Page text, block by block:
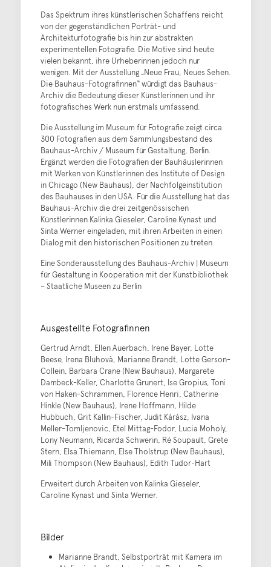
Das Spektrum ihres künstlerischen Schaffens reicht
von der gegenständlichen Porträt- und
Architekturfotografie bis hin zur abstrakten
experimentellen Fotografie. Die Motive sind heute
vielen bekannt, ihre Urheberinnen jedoch nur
wenigen. Mit der Ausstellung „Neue Frau, Neues Sehen.
Die Bauhaus-Fotografinnen“ würdigt das Bauhaus-
Archiv die Bedeutung dieser Künstlerinnen und ihr
fotografisches Werk nun erstmals umfassend.
Die Ausstellung im Museum für Fotografie zeigt circa
300 Fotografien aus dem Sammlungsbestand des
Bauhaus-Archiv / Museum für Gestaltung, Berlin.
Ergänzt werden die Fotografien der Bauhäuslerinnen
mit Werken von Künstlerinnen des Institute of Design
in Chicago (New Bauhaus), der Nachfolgeinstitution
des Bauhauses in den USA. Für die Ausstellung hat das
Bauhaus-Archiv die drei zeitgenössischen
Künstlerinnen Kalinka Gieseler, Caroline Kynast und
Sinta Werner eingeladen, mit ihren Arbeiten in einen
Dialog mit den historischen Positionen zu treten.
Eine Sonderausstellung des Bauhaus-Archiv | Museum
für Gestaltung in Kooperation mit der Kunstbibliothek
– Staatliche Museen zu Berlin
Ausgestellte Fotografinnen
Gertrud Arndt, Ellen Auerbach, Irene Bayer, Lotte
Beese, Irena Blühovà, Marianne Brandt, Lotte Gerson-
Collein, Barbara Crane (New Bauhaus), Margarete
Dambeck-Keller, Charlotte Grunert, Ise Gropius, Toni
von Haken-Schrammen, Florence Henri, Catherine
Hinkle (New Bauhaus), Irene Hoffmann, Hilde
Hubbuch, Grit Kallin-Fischer, Judit Kárász, Ivana
Meller-Tomljenovic, Etel Mittag-Fodor, Lucia Moholy,
Lony Neumann, Ricarda Schwerin, Ré Soupault, Grete
Stern, Elsa Thiemann, Else Tholstrup (New Bauhaus),
Mili Thompson (New Bauhaus), Edith Tudor-Hart
Erweitert durch Arbeiten von Kalinka Gieseler,
Caroline Kynast und Sinta Werner.
Bilder
Marianne Brandt, Selbstporträt mit Kamera im